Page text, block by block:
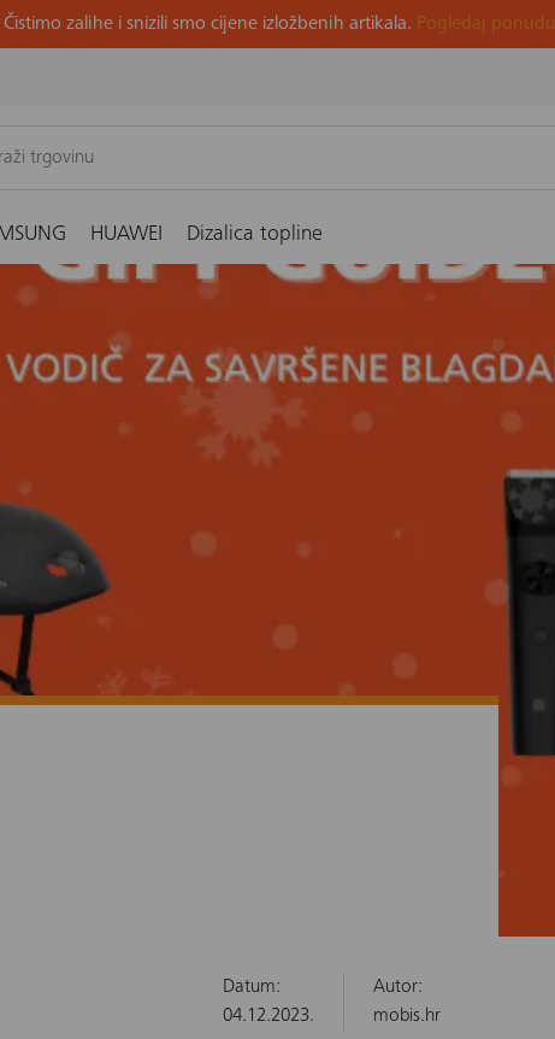
Čistimo zalihe i snizili smo cijene izložbenih artikala. Pogledaj ponudu
HUAWEI Dizalica topline
Datum:
04.12.2023.
Autor:
mobis.hr